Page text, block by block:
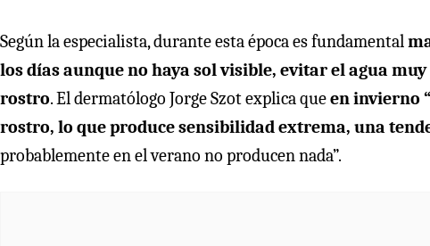
Según la especialista, durante esta época es fundamental
los días aunque no haya sol visible, evitar el agua
rostro. El dermatólogo Jorge Szot explica queen invierno
rostro, lo que produce sensibilidad extrema, una
probablemente en el verano no producen nada”.